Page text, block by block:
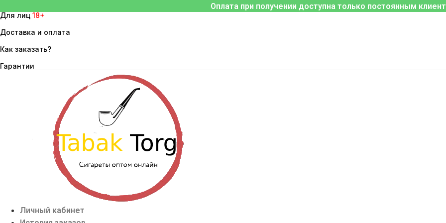
к
содержимому
Оплата при получении доступна только постоянным
Для лиц 18+
Доставка и оплата
Как заказать?
Гарантии
Личный кабинет